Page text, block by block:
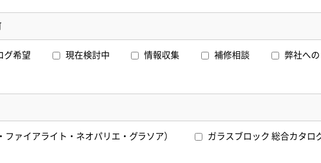
グ希望 現在検討中 情報収集 補修相談 弊社へ
ファイアライト・ネオパリエ・グラソア） ガラスブロック 総合カタ